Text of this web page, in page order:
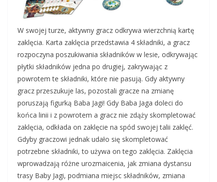
W swojej turze, aktywny gracz odkrywa wierzchnią kartę
zaklęcia. Karta zaklęcia przedstawia 4 składniki, a gracz
rozpoczyna poszukiwania składników w lesie, odkrywając
płytki składników jedna po drugiej, zakrywając z
powrotem te składniki, które nie pasują. Gdy aktywny
gracz przeszukuje las, pozostali gracze na zmianę
poruszają figurką Baba Jagi! Gdy Baba Jaga doleci do
końca linii i z powrotem a gracz nie zdąży skompletować
zaklęcia, odkłada on zaklęcie na spód swojej talii zaklęć.
Gdyby graczowi jednak udało się skompletować
potrzebne składniki, to używa on tego zaklęcia. Zaklęcia
wprowadzają różne urozmaicenia, jak zmiana dystansu
trasy Baby Jagi, podmiana miejsc składników, zmiana